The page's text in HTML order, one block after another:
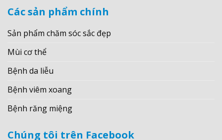
Các sản phẩm chính
Sản phẩm chăm sóc sắc đẹp
Mùi cơ thể
Bệnh da liễu
Bệnh viêm xoang
Bệnh răng miệng
Chúng tôi trên Facebook